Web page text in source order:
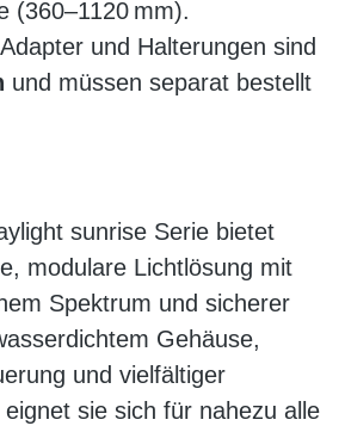
(360–1120 mm).
und Halterungen sind
und müssen separat bestellt
sunrise Serie bietet
modulare Lichtlösung mit
Spektrum und sicherer
Gehäuse,
und vielfältiger
sie sich für nahezu alle